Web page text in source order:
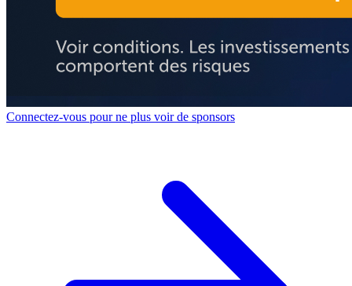
Connectez-vous pour ne plus voir de sponsors